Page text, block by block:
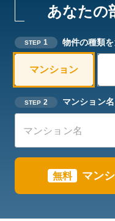
あなたの
STEP 1 物件の種類
マンション
STEP 2 マンション
無料 マン